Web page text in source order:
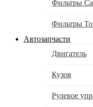
Фильтры
Фильтры
Автозапчасти
Двигатель
Кузов
Рулевое